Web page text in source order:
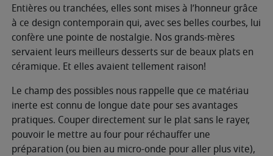
Entières ou tranchées, elles sont mises à l’honneur grâce
à ce design contemporain qui, avec ses belles courbes, lui
confère une pointe de nostalgie. Nos grands-mères
servaient leurs meilleurs desserts sur de beaux plats en
céramique. Et elles avaient tellement raison!
Le champ des possibles nous rappelle que ce matériau
inerte est connu de longue date pour ses avantages
pratiques. Couper directement sur le plat sans le rayer,
pouvoir le mettre au four pour réchauffer une
préparation (ou bien au micro-onde pour aller plus vite),